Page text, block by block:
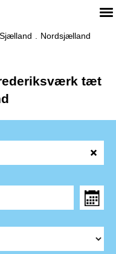
Sjælland
Nordsjælland
tæt